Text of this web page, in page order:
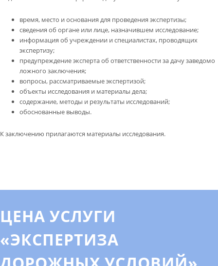
время, место и основания для проведения экспертизы;
сведения об органе или лице, назначившем исследование;
информация об учреждении и специалистах, проводящих
экспертизу;
предупреждение эксперта об ответственности за дачу заведомо
ложного заключения;
вопросы, рассматриваемые экспертизой;
объекты исследования и материалы дела;
содержание, методы и результаты исследований;
обоснованные выводы.
К заключению прилагаются материалы исследования.
ЦЕНА УСЛУГИ
«ЭКСПЕРТИЗА